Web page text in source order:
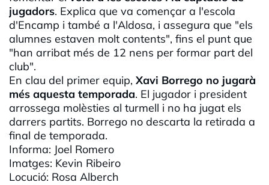
jugadors. Explica que va començar a l'escola
d'Encamp i també a l'Aldosa, i assegura que "els
alumnes estaven molt contents", fins el punt que
"han arribat més de 12 nens per formar part del
club".
En clau del primer equip, Xavi Borrego no jugarà
més aquesta temporada. El jugador i president
arrossega molèsties al turmell i no ha jugat els
darrers partits. Borrego no descarta la retirada a
final de temporada.
Informa: Joel Romero
Imatges: Kevin Ribeiro
Locució: Rosa Alberch